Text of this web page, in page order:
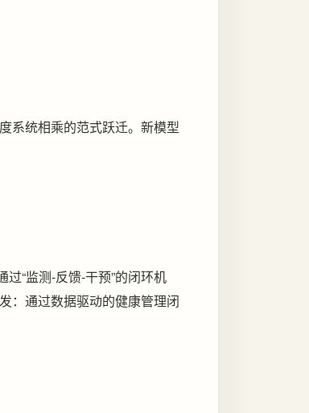
系统相乘的范式跃迁。新模型
“监测-反馈-干预”的闭环机
：通过数据驱动的健康管理闭